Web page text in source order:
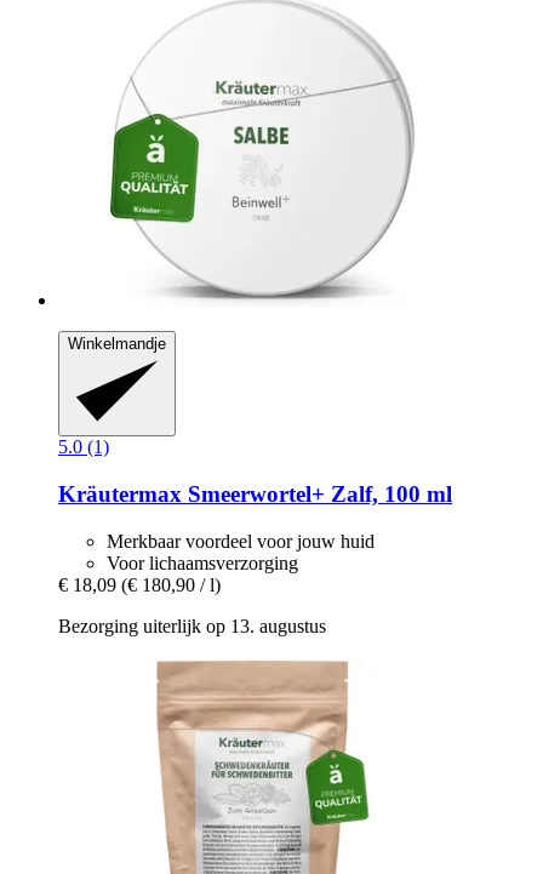
Winkelmandje
5.0 (1)
Kräutermax Smeerwortel+ Zalf, 100 ml
Merkbaar voordeel voor jouw huid
Voor lichaamsverzorging
€ 18,09 (€ 180,90 / l)
Bezorging uiterlijk op 13. augustus